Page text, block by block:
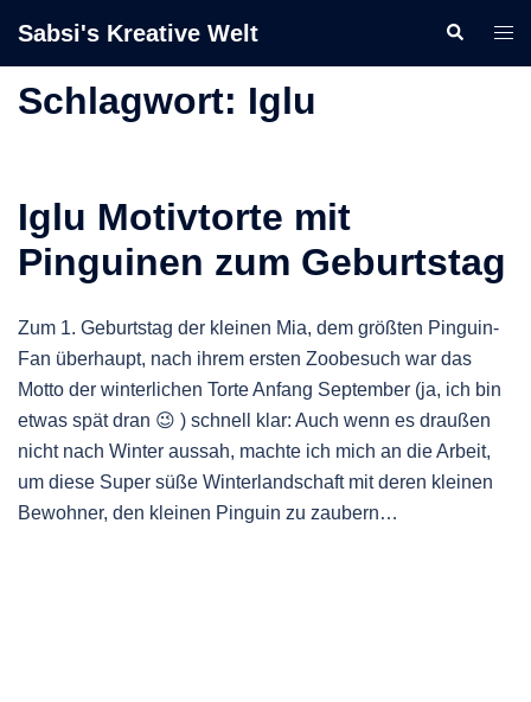
Inhalt
Sabsi's Kreative Welt Suche
Schlagwort: Iglu
Iglu Motivtorte mit
Pinguinen zum Geburtstag
Zum 1. Geburtstag der kleinen Mia, dem größten Pinguin-
Fan überhaupt, nach ihrem ersten Zoobesuch war das
Motto der winterlichen Torte Anfang September (ja, ich bin
etwas spät dran 😉 ) schnell klar: Auch wenn es draußen
nicht nach Winter aussah, machte ich mich an die Arbeit,
um diese Super süße Winterlandschaft mit deren kleinen
Bewohner, den kleinen Pinguin zu zaubern…